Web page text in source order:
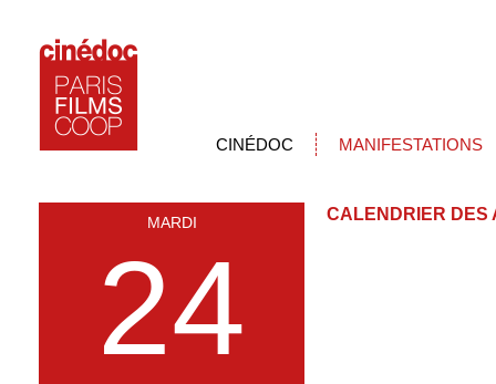
CINÉDOC MANIFESTATIONS
MARDI
24
CALENDRIER DES